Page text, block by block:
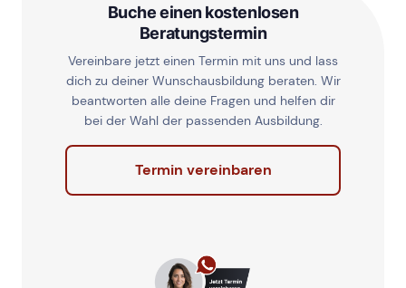
Buche einen kostenlosen
Beratungstermin
Vereinbare jetzt einen Termin mit uns und lass
dich zu deiner Wunschausbildung beraten. Wir
beantworten alle deine Fragen und helfen dir
bei der Wahl der passenden Ausbildung.
Termin vereinbaren